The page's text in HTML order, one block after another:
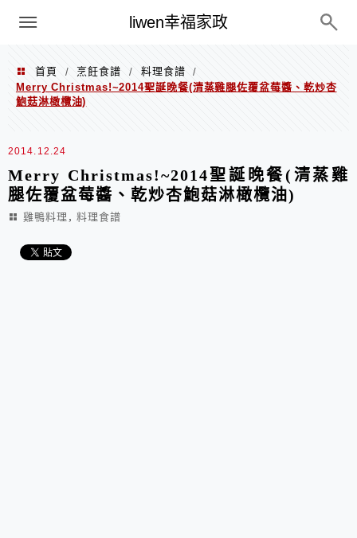
liwen幸福家政
menu
首頁 / 烹飪食譜 / 料理食譜
/
Merry Christmas!~2014聖誕晚餐(清蒸雞腿佐覆盆莓醬、乾炒杏
鮑菇淋橄欖油)
2014.12.24
Merry Christmas!~2014聖誕晚餐(清蒸雞
腿佐覆盆莓醬、乾炒杏鮑菇淋橄欖油)
雞鴨料理 , 料理食譜